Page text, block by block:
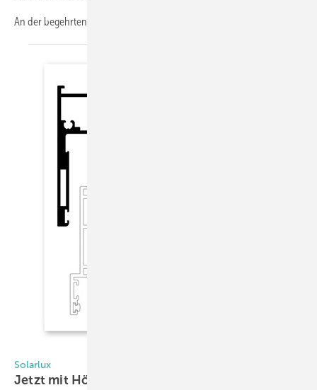
An der begehrten
Solarlux
Jetzt mit Höhenausgleichprofil für die